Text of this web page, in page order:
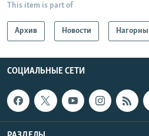
This item is part of
Архив Новости
СОЦИАЛЬНЫЕ СЕТИ